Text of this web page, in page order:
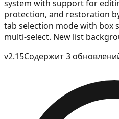
system with support for
protection, and restoration
tab selection mode with box
multi-select. New list
v2.15Содержит 3